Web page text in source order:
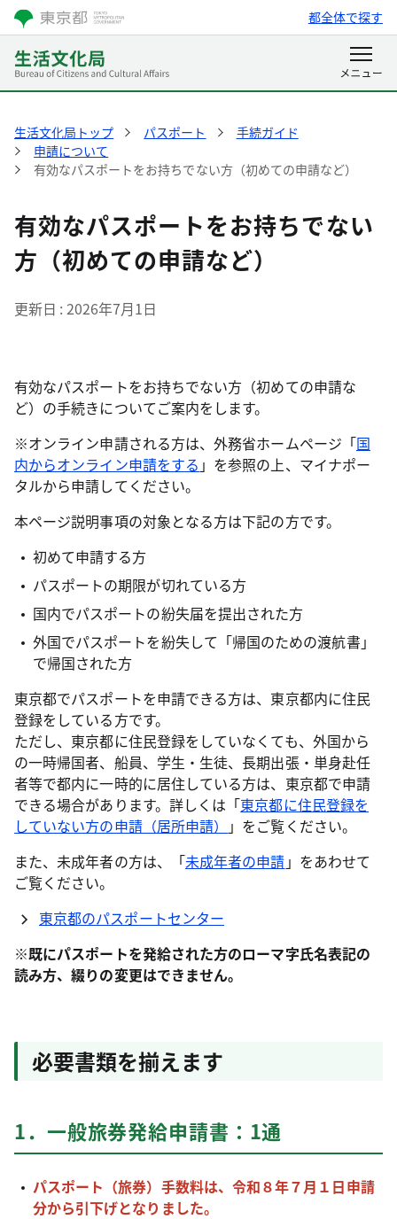
都全体で探す
生活文化局トップ パスポート
手続ガイド
申請について
有効なパスポートをお持ちでない方（初めての申請など）
有効なパスポートをお持ちでない
方（初めての申請など）
更新日 2026年7月1日
有効なパスポートをお持ちでない方（初めての申請な
ど）の手続きについてご案内をします。
※オンライン申請される方は、外務省ホームページ「国
内からオンライン申請をする 」を参照の上、マイナポー
タルから申請してください。
本ページ説明事項の対象となる方は下記の方です。
初めて申請する方
パスポートの期限が切れている方
国内でパスポートの紛失届を提出された方
外国でパスポートを紛失して「帰国のための渡航書」
で帰国された方
東京都でパスポートを申請できる方は、東京都内に住民
登録をしている方です。
ただし、東京都に住民登録をしていなくても、外国から
の一時帰国者、船員、学生・生徒、長期出張・単身赴任
者等で都内に一時的に居住している方は、東京都で申請
できる場合があります。詳しくは「東京都に住民登録を
していない方の申請（居所申請）
」をご覧ください。
また、未成年者の方は、「未成年者の申請 」をあわせて
ご覧ください。
東京都のパスポートセンター
※既にパスポートを発給された方のローマ字氏名表記の
読み方、綴りの変更はできません。
必要書類を揃えます
1．一般旅券発給申請書：1通
パスポート（旅券）手数料は、令和８年７月１日申請
分から引下げとなりました。